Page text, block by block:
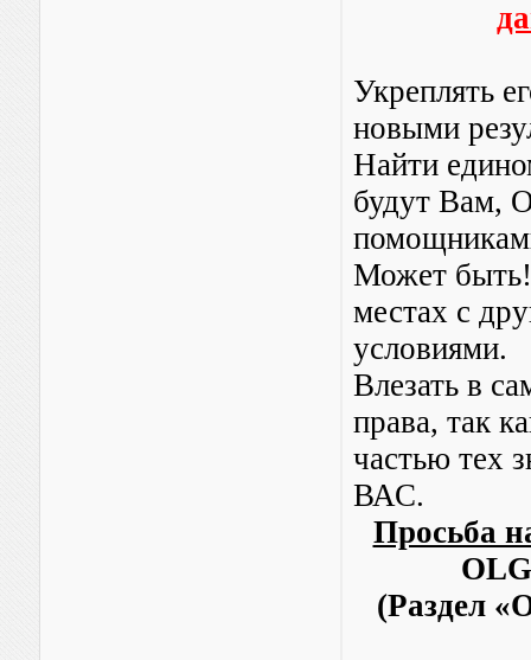
Укреплять
новыми
Найти
будут Вам,
Может
местах с
условиями.
Влезать в
права, так
частью тех
ВАС.
Просьба
(Раздел